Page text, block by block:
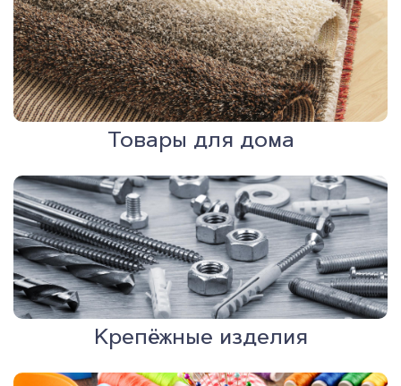
Товары для дома
Крепёжные изделия